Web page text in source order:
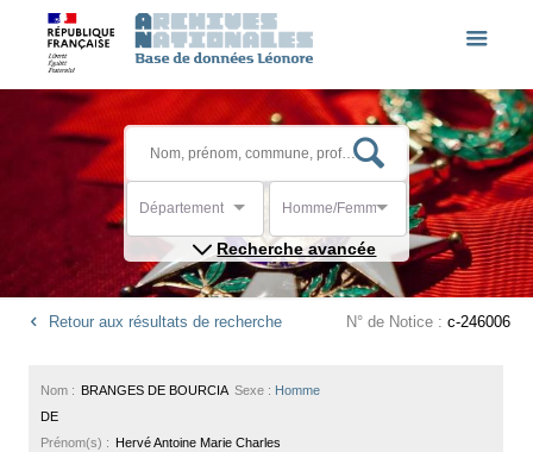
Département Homme/Femme
Recherche avancée
Retour aux résultats de recherche N° de Notice : c-246006
Sexe : Homme
Nom : BRANGES DE BOURCIA
DE
Prénom(s) : Hervé Antoine Marie Charles